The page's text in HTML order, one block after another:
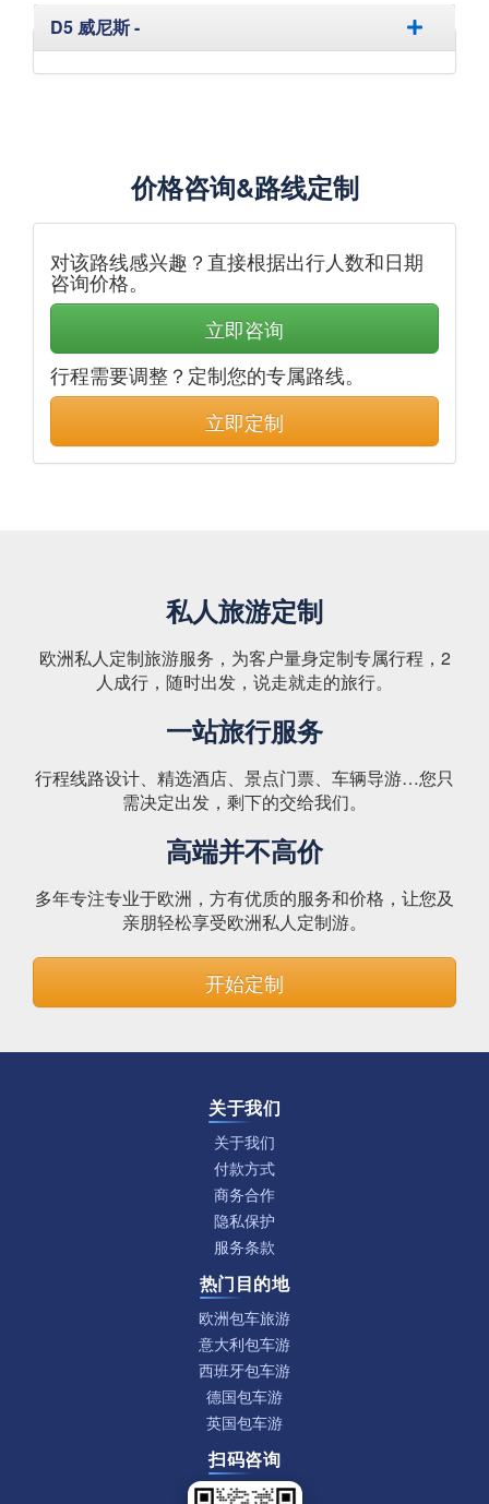
隐藏
D5 威尼斯 -
价格咨询&路线定制
对该路线感兴趣？直接根据出行人数和日期
咨询价格。
立即咨询
行程需要调整？定制您的专属路线。
立即定制
私人旅游定制
欧洲私人定制旅游服务，为客户量身定制专属行程，2
人成行，随时出发，说走就走的旅行。
一站旅行服务
行程线路设计、精选酒店、景点门票、车辆导游…您只
需决定出发，剩下的交给我们。
高端并不高价
多年专注专业于欧洲，方有优质的服务和价格，让您及
亲朋轻松享受欧洲私人定制游。
开始定制
关于我们
关于我们
付款方式
商务合作
隐私保护
服务条款
热门目的地
欧洲包车旅游
意大利包车游
西班牙包车游
德国包车游
英国包车游
扫码咨询